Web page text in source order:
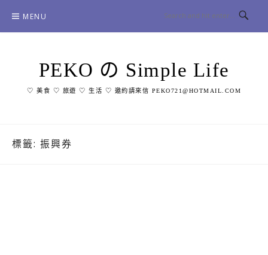
content
MENU
PEKO の Simple Life
♡ 美食 ♡ 旅遊 ♡ 生活 ♡ 邀約請來信 PEKO721@HOTMAIL.COM
標籤: 振興券